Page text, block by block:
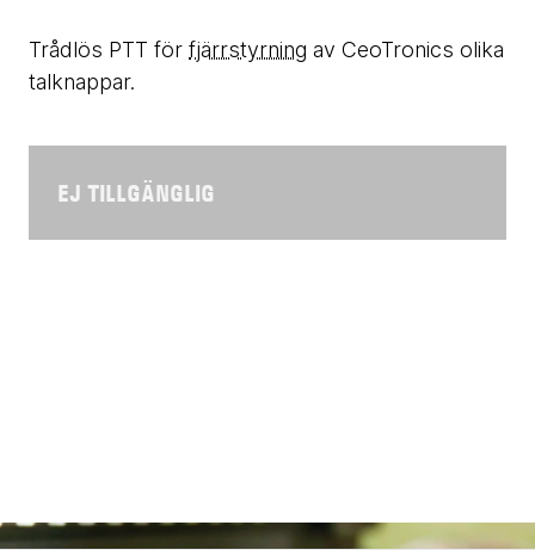
Trådlös PTT för fjärrstyrning av CeoTronics olika
talknappar.
EJ TILLGÄNGLIG